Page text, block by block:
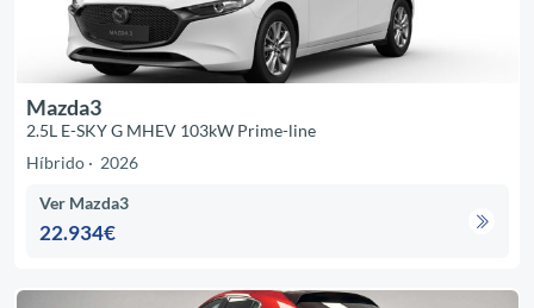
Mazda3
2.5L E-SKY G MHEV 103kW Prime-line
Híbrido
2026
Ver Mazda3
22.934€